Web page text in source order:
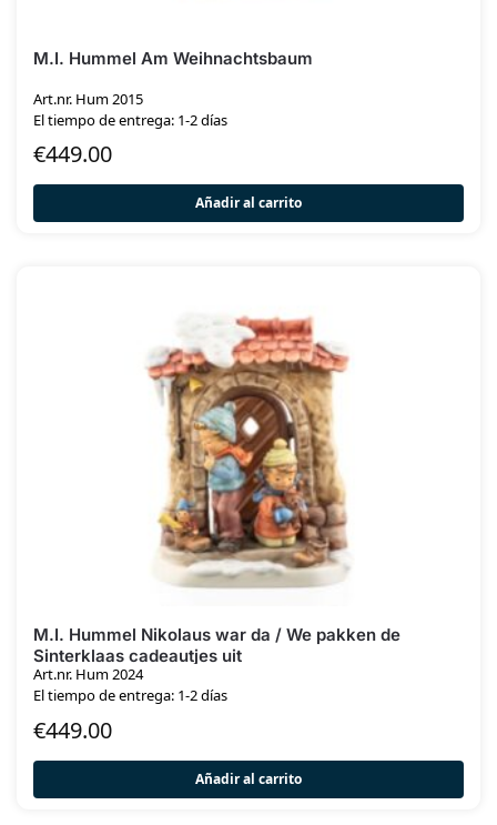
M.I. Hummel Am Weihnachtsbaum
Art.nr. Hum 2015
El tiempo de entrega: 1-2 días
€449.00
Añadir al carrito
M.I. Hummel Nikolaus war da / We pakken de
Sinterklaas cadeautjes uit
Art.nr. Hum 2024
El tiempo de entrega: 1-2 días
€449.00
Añadir al carrito